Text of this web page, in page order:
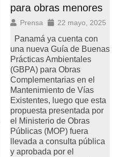
para obras menores
Prensa 22 mayo, 2025
Panamá ya cuenta con
una nueva Guía de Buenas
Prácticas Ambientales
(GBPA) para Obras
Complementarias en el
Mantenimiento de Vías
Existentes, luego que esta
propuesta presentada por
el Ministerio de Obras
Públicas (MOP) fuera
llevada a consulta pública
y aprobada por el